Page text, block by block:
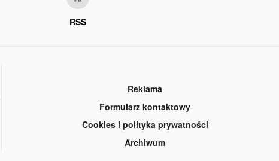
RSS
Reklama
Formularz kontaktowy
Cookies i polityka prywatności
Archiwum